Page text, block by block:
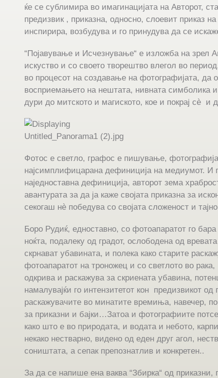
ќе се сублимира во имагинацијата на Авторот,
предизвик , приказна, односно, слоевит приказ
инспирира, возбудува и го принудува да се
“Појавување и Исчезнување“ е изложба на зрел
искуство и со своето творештво влегол во
во процесот на создавање на фотографијата, да
восприемањето на нештата, нивната симболика и
дури до митското и магиското, кое и покрај сè и
Фотос е светло, графос е пишување,
најсимплифицарана дефиниција на медиумот. И
наједноставна дефиниција, авторот зема
авантурата за да ја каже својата приказна за
секогаш нè победува со својата сложеност и
Боро Рудиќ, едноставно, со фотоапаратот го
ноќта, подалеку од градот, ослободена од
скрнават убавината, и полека како старите
фотоапаратот на троножец и со светлото во рака,
одкрива и раскажува за скриената убавина,
намалувајќи го интензитетот кон предизвикот од
раскажувачите во минатите времиња, навечер,
за приказни и бајки…Затоа и фотографиите
како што е во природата, и водата и небото,
некако нестварно, видено од еден друг агол,
соништата, а сепак препознатлив и конкретен..
За да се напише ена ваква “Збирка“ од